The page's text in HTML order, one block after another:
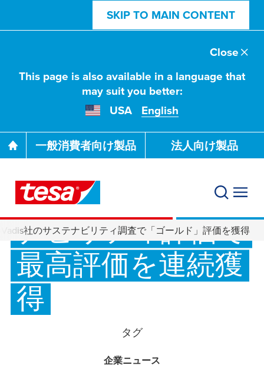
SKIP TO MAIN CONTENT
This page is also available in a language that
may suit you better:
USA
English
Close
一般消費者向け製品 法人向け製品
社のサステナビリティ調査で「ゴールド」評価を獲得
着実な持続可能性
戦略：主要サステ
ナビリティ評価で
最高評価を連続獲
得
タグ
企業ニュース